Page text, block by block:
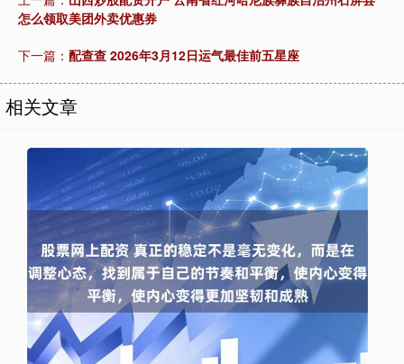
怎么领取美团外卖优惠券
下一篇： 配查查 2026年3月12日运气最佳前五星座
相关文章